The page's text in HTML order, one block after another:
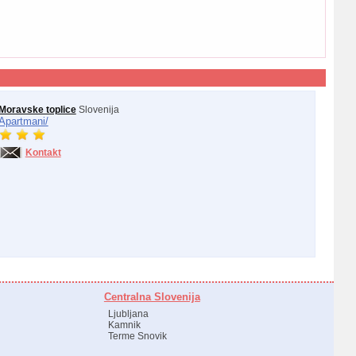
Moravske topliceSlovenija
Kontakt
Centralna Slovenija
Ljubljana
Kamnik
Terme Snovik